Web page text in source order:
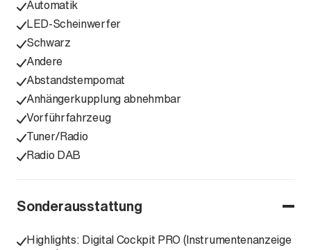
Automatik
LED-Scheinwerfer
Schwarz
Andere
Abstandstempomat
Anhängerkupplung abnehmbar
Vorführfahrzeug
Tuner/Radio
Radio DAB
Sonderausstattung
Highlights: Digital Cockpit PRO (Instrumentenanzeige